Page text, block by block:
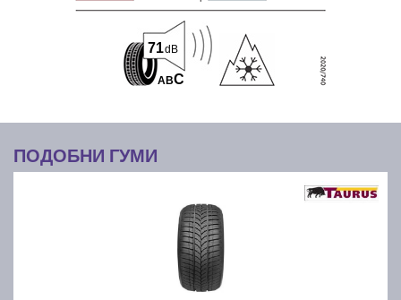
ABC
71dB
ПОДОБНИ ГУМИ